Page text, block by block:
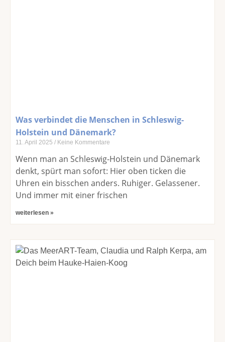
Was verbindet die Menschen in Schleswig-
Holstein und Dänemark?
11. April 2025 Keine Kommentare
Wenn man an Schleswig-Holstein und Dänemark
denkt, spürt man sofort: Hier oben ticken die
Uhren ein bisschen anders. Ruhiger. Gelassener.
Und immer mit einer frischen
weiterlesen »